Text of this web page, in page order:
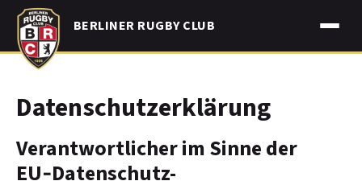
Skip
content
BERLINER RUGBY CLUB
Datenschutzerklärung
Verantwortlicher im Sinne der
EU‑Datenschutz-